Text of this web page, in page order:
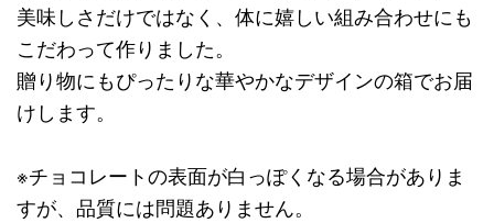
美味しさだけではなく、体に嬉しい組み合わせにも
こだわって作りました。
贈り物にもぴったりな華やかなデザインの箱でお届
けします。
※チョコレートの表面が白っぽくなる場合がありま
すが、品質には問題ありません。